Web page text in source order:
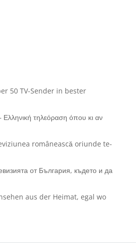
50 TV-Sender in bester
τηλεόραση όπου κι αν
românească oriunde te-
от България, където и да
aus der Heimat, egal wo